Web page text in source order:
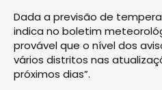
Dada a previsão de
indica no boletim
provável que o nível dos
vários distritos nas
próximos dias”.